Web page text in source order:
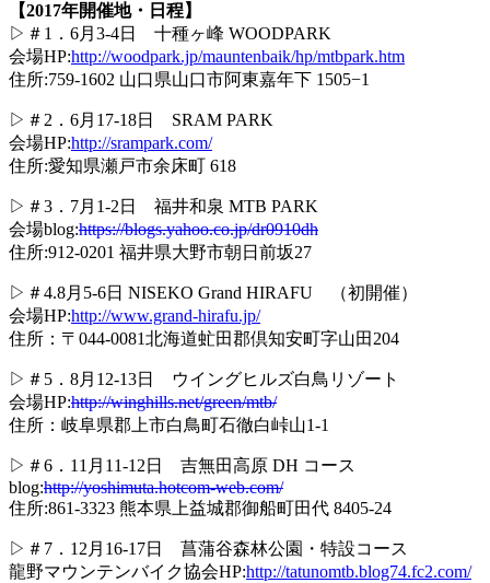
【2017年開催地・日程】
▷＃1．6月3-4日 十種ヶ峰 WOODPARK
会場HP:http://woodpark.jp/mauntenbaik/hp/mtbpark.htm
住所:759-1602 山口県山口市阿東嘉年下 1505−1
▷＃2．6月17-18日 SRAM PARK
会場HP:http://srampark.com/
住所:愛知県瀬戸市余床町 618
▷＃3．7月1-2日 福井和泉 MTB PARK
会場blog:https://blogs.yahoo.co.jp/dr0910dh
住所:912-0201 福井県大野市朝日前坂27
▷＃4.8月5-6日 NISEKO Grand HIRAFU （初開催）
会場HP:http://www.grand-hirafu.jp/
住所：〒044-0081北海道虻田郡倶知安町字山田204
▷＃5．8月12-13日 ウイングヒルズ白鳥リゾート
会場HP:http://winghills.net/green/mtb/
住所：岐阜県郡上市白鳥町石徹白峠山1-1
▷＃6．11月11-12日 吉無田高原 DH コース
blog:http://yoshimuta.hotcom-web.com/
住所:861-3323 熊本県上益城郡御船町田代 8405-24
▷＃7．12月16-17日 菖蒲谷森林公園・特設コース
龍野マウンテンバイク協会HP:http://tatunomtb.blog74.fc2.com/